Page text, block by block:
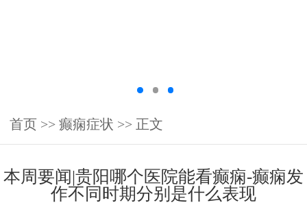
首页 >> 癫痫症状 >> 正文
本周要闻|贵阳哪个医院能看癫痫-癫痫发
作不同时期分别是什么表现